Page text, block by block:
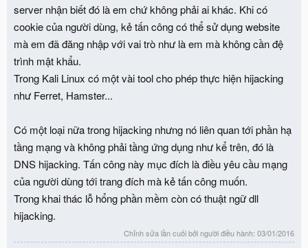
server nhận biết đó là em chứ không phải ai khác. Khi có
cookie của người dùng, kẻ tấn công có thể sử dụng website
mà em đã đăng nhập với vai trò như là em mà không cần đệ
trình mật khẩu.
Trong Kali Linux có một vài tool cho phép thực hiện hijacking
như Ferret, Hamster...
Có một loại nữa trong hijacking nhưng nó liên quan tới phần hạ
tầng mạng và không phải tầng ứng dụng như kể trên, đó là
DNS hijacking. Tấn công này mục đích là điều yêu cầu mạng
của người dùng tới trang đích mà kẻ tấn công muốn.
Trong khai thác lỗ hổng phần mềm còn có thuật ngữ dll
hijacking.
Chỉnh sửa lần cuối bởi người điều hành: 03/01/2016